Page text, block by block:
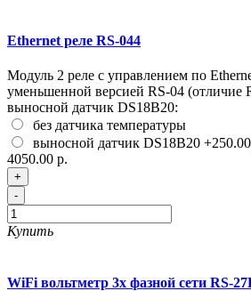
Ethernet реле RS-044
Модуль 2 реле с управлением по
уменьшенной версией RS-04 (отличие
выносной датчик DS18B20:
без датчика температуры
выносной датчик DS18B20
4050.00 р.
+
-
Купить
WiFi вольтметр 3х фазной сети RS-